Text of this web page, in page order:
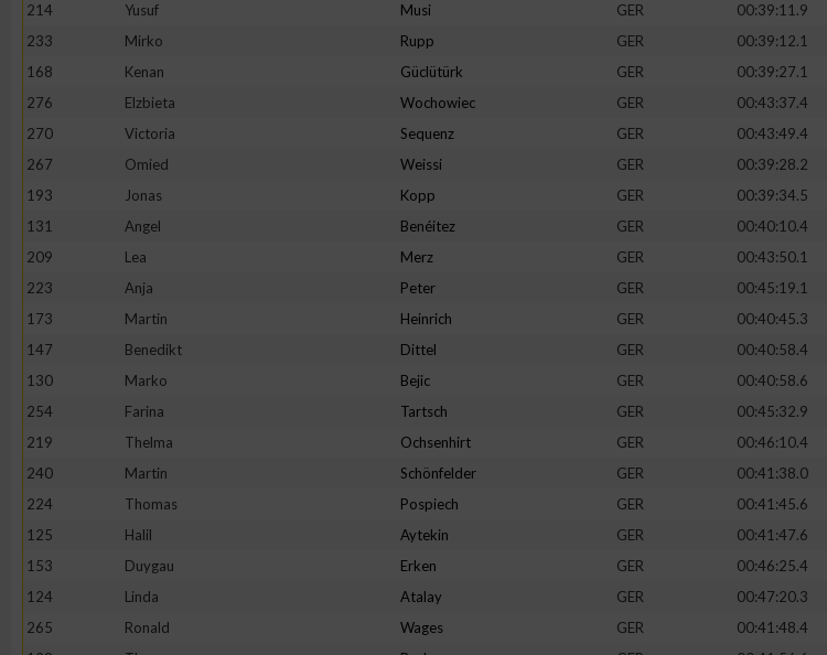
214
Yusuf Musi GER 00:39:11.9
233
Mirko Rupp GER
00:39:12.1
168
Kenan Güclütürk GER
00:39:27.1
276
Elzbieta Wochowiec GER
00:43:37.4
270
Victoria Sequenz GER
00:43:49.4
267
Omied Weissi GER 00:39:28.2
193
Jonas Kopp GER
00:39:34.5
131
Angel Benéitez GER
00:40:10.4
209
Lea Merz GER
00:43:50.1
223
Anja Peter GER
00:45:19.1
173
Martin Heinrich GER 00:40:45.3
147
Benedikt Dittel GER
00:40:58.4
130
Marko Bejic GER
00:40:58.6
254
Farina Tartsch GER
00:45:32.9
219
Thelma Ochsenhirt GER
00:46:10.4
240
Martin Schönfelder GER 00:41:38.0
224
Thomas Pospiech GER
00:41:45.6
125
Halil Aytekin GER
00:41:47.6
153
Duygau Erken GER
00:46:25.4
124
Linda Atalay GER
00:47:20.3
265
Ronald Wages GER 00:41:48.4
Entwicklung und Verbesserung der Angebote
IAB-Besonderheiten:
Geräte anhand von aktiv angeforderten Informationen identifizieren
Nicht-IAB-Verarbeitungszwecke:
Notwendig
Performance
Funktional